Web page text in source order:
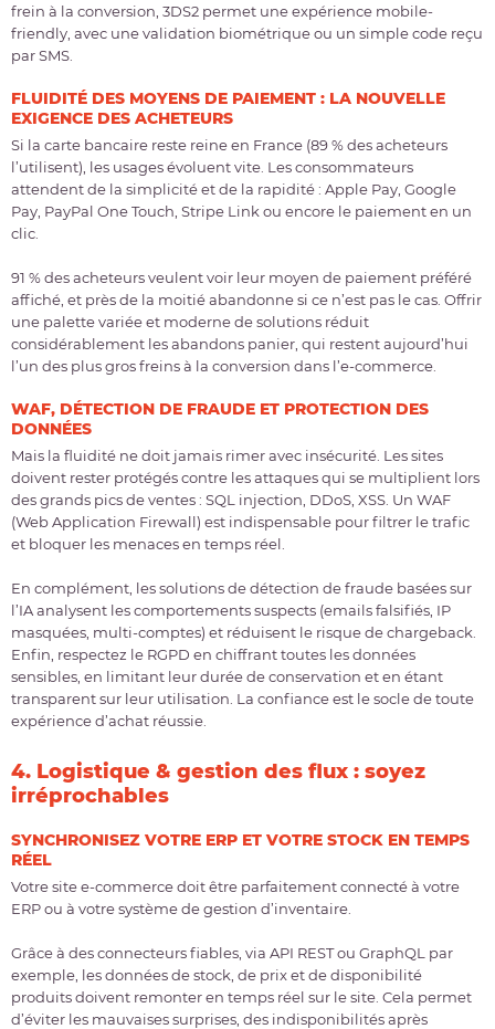
frein à la conversion, 3DS2 permet une expérience mobile-
friendly, avec une validation biométrique ou un simple code reçu
par SMS.
FLUIDITÉ DES MOYENS DE PAIEMENT : LA NOUVELLE
EXIGENCE DES ACHETEURS
Si la carte bancaire reste reine en France (89 % des acheteurs
l’utilisent) , les usages évoluent vite. Les consommateurs
attendent de la simplicité et de la rapidité: Apple Pay, Google
Pay, PayPal One Touch, Stripe Link ou encore le paiement en un
clic.
91 % des acheteurs veulent voir leur moyen de paiement préféré
affiché , et près de la moitié abandonne si ce n’est pas le cas. Offrir
une palette variée et moderne de solutions réduit
considérablement les abandons panier, qui restent aujourd’hui
l’un des plus gros freins à la conversion dans l’e-commerce.
WAF, DÉTECTION DE FRAUDE ET PROTECTION DES
DONNÉES
Mais la fluidité ne doit jamais rimer avec insécurité. Les sites
doivent rester protégés contre les attaques qui se multiplient lors
des grands pics de ventes : SQL injection, DDoS, XSS . Un WAF
(Web Application Firewall) est indispensable pour filtrer le trafic
et bloquer les menaces en temps réel.
En complément, les solutions dedétection de fraude basées sur
l’IAanalysent les comportements suspects (emails falsifiés, IP
masquées, multi-comptes) et réduisent le risque de chargeback.
Enfin, respectez le RGPD en chiffrant toutes les données
sensibles, en limitant leur durée de conservation et en étant
transparent sur leur utilisation. La confiance est le socle de toute
expérience d’achat réussie.
4. Logistique & gestion des flux : soyez
irréprochables
SYNCHRONISEZ VOTRE ERP ET VOTRE STOCK EN TEMPS
RÉEL
Votre site e-commerce doit être parfaitement connecté à votre
ERP ou à votre système de gestion d’inventaire
Grâce à des connecteurs fiables, via API REST ou GraphQL par
exemple, les données de stock, de prix et de disponibilité
produits doivent remonter en temps réel sur le site. Cela permet
d’éviter les mauvaises surprises, des indisponibilités après